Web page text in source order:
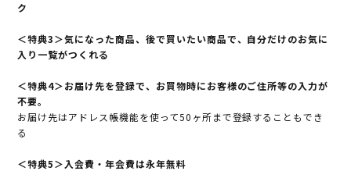
ク
＜特典3＞気になった商品、後で買いたい商品で、自分だけのお気に
入り一覧がつくれる
＜特典4＞お届け先を登録で、お買物時にお客様のご住所等の入力が
不要。
お届け先はアドレス帳機能を使って50ヶ所まで登録することもでき
る
＜特典5＞入会費・年会費は永年無料